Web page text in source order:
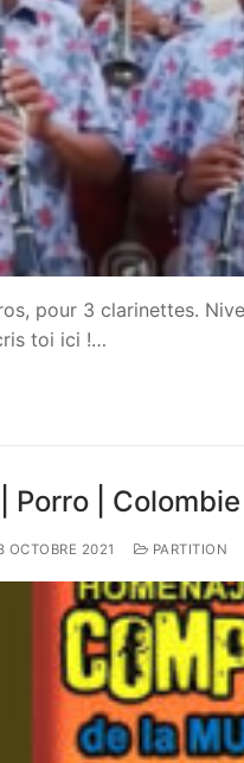
pour 3 clarinettes.
toi ici !…
Porro | Colombie
OCTOBRE 2021 PARTITION